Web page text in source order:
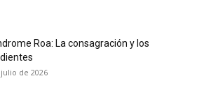
de las
Roa: La consagración y los
de 2026